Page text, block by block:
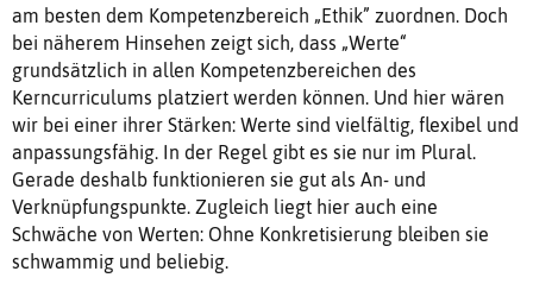
am besten dem Kompetenzbereich „Ethik” zuordnen. Doch
bei näherem Hinsehen zeigt sich, dass „Werte“
grundsätzlich in allen Kompetenzbereichen des
Kerncurriculums platziert werden können. Und hier wären
wir bei einer ihrer Stärken: Werte sind vielfältig, flexibel und
anpassungsfähig. In der Regel gibt es sie nur im Plural.
Gerade deshalb funktionieren sie gut als An- und
Verknüpfungspunkte. Zugleich liegt hier auch eine
Schwäche von Werten: Ohne Konkretisierung bleiben sie
schwammig und beliebig.